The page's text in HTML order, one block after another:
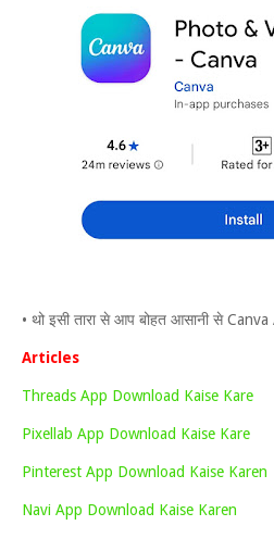
• थो इसी तारा से आप बोहत आसानी से
Articles
Threads App Download Kaise Kare
Pixellab App Download Kaise Kare
Pinterest App Download Kaise Karen
Navi App Download Kaise Karen